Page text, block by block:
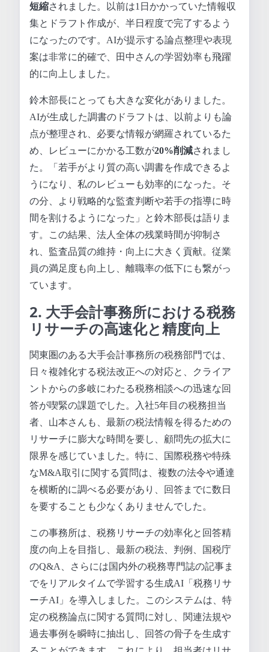
短縮されました。以前は1日かかっていた情報収
集とドラフト作成が、半日程度で完了するよう
になったのです。AIが提示する論点整理や表現
案は非常に的確で、田中さんの学習効率も飛躍
的に向上しました。
鈴木部長にとっても大きな変化がありました。
AIが生成した調書のドラフトは、以前よりも論
点が整理され、必要な情報が網羅されているた
め、レビューにかかる工数が20%削減されまし
た。「若手がより質の高い調書を作成できるよ
うになり、私のレビューも効率的になった。そ
の分、より戦略的な監査判断や若手の指導に時
間を割けるようになった」と鈴木部長は語りま
す。この結果、法人全体の残業時間が抑制さ
れ、監査品質の維持・向上に大きく貢献。従業
員の満足度も向上し、離職率の低下にも繋がっ
ています。
2. 大手会計事務所における税務
リサーチの高速化と精度向上
関東圏のある大手会計事務所の税務部門では、
日々複雑化する税法改正への対応と、クライア
ントからの多岐にわたる税務相談への迅速な回
答が喫緊の課題でした。入社5年目の税務担当
者、山本さんも、最新の税法情報を得るための
リサーチに膨大な時間を要し、顧問先の拡大に
限界を感じていました。特に、国際税務や特殊
なM&A取引に関する質問は、複数の法令や通達
を横断的に調べる必要があり、回答までに数日
を要することも少なくありませんでした。
この事務所は、税務リサーチの効率化と回答精
度の向上を目指し、最新の税法、判例、国税庁
のQ&A、さらには国内外の税務専門誌の記事ま
でをリアルタイムで学習する生成AI「税務リサ
ーチAI」を導入しました。このシステムは、特
定の税務論点に関する質問に対し、関連法規や
過去事例を瞬時に抽出し、回答の骨子を生成す